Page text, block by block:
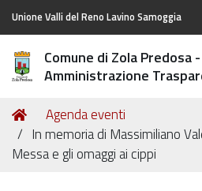
Unione Valli del Reno Lavino Samoggia
Comune di Zola Predosa -
Amministrazione
Tu
sei
qui:
Home
Agenda eventi
In memoria di Massimiliano
Messa e gli omaggi ai cippi